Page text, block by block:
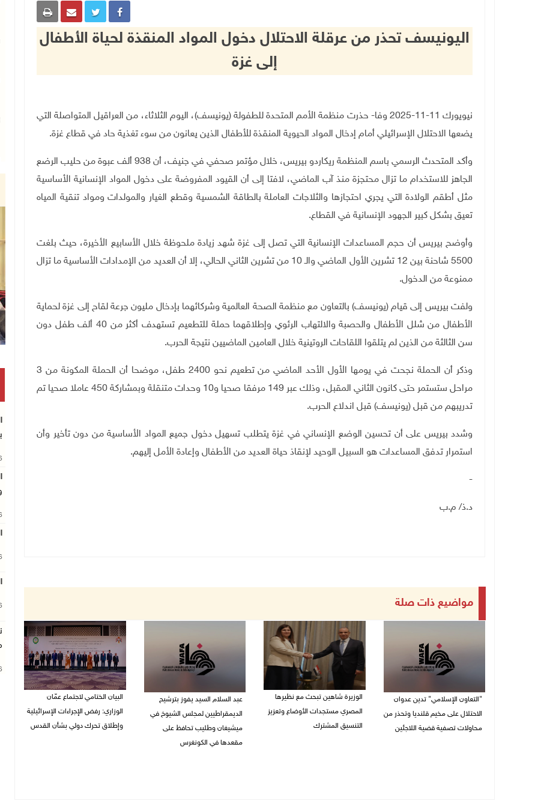
اليونيسف تحذر من عرقلة الاحتلال دخول المواد المنقذة لحياة الأطفال
إلى غزة
نيويورك 11-11-2025 وفا- حذرت منظمة الأمم المتحدة للطفولة (يونيسف)، اليوم الثلاثاء، من العراقيل المتواصلة التي
يضعها الاحتلال الإسرائيلي أمام إدخال المواد الحيوية المنقذة للأطفال الذين يعانون من سوء تغذية حاد في قطاع غزة.
وأكد المتحدث الرسمي باسم المنظمة ريكاردو بيريس، خلال مؤتمر صحفي في جنيف، أن 938 ألف عبوة من حليب الرضع
الجاهز للاستخدام ما تزال محتجزة منذ آب الماضي، لافتا إلى أن القيود المفروضة على دخول المواد الإنسانية الأساسية
مثل أطقم الولادة التي يجري احتجازها والثلاجات العاملة بالطاقة الشمسية وقطع الغيار والمولدات ومواد تنقية المياه
تعيق بشكل كبير الجهود الإنسانية في القطاع.
وأوضح بيريس أن حجم المساعدات الإنسانية التي تصل إلى غزة شهد زيادة ملحوظة خلال الأسابيع الأخيرة، حيث بلغت
5500 شاحنة بين 12 تشرين الأول الماضي والـ 10 من تشرين الثاني الحالي، إلا أن العديد من الإمدادات الأساسية ما تزال
ممنوعة من الدخول.
ولفت بيريس إلى قيام (يونيسف) بالتعاون مع منظمة الصحة العالمية وشركائهما بإدخال مليون جرعة لقاح إلى غزة لحماية
الأطفال من شلل الأطفال والحصبة والالتهاب الرئوي وإطلاقهما حملة للتطعيم تستهدف أكثر من 40 ألف طفل دون
سن الثالثة من الذين لم يتلقوا اللقاحات الروتينية خلال العامين الماضيين نتيجة الحرب.
وذكر أن الحملة نجحت في يومها الأول الأحد الماضي من تطعيم نحو 2400 طفل، موضحا أن الحملة المكونة من 3
مراحل ستستمر حتى كانون الثاني المقبل، وذلك عبر 149 مرفقا صحيا و10 وحدات متنقلة وبمشاركة 450 عاملا صحيا تم
تدريبهم من قبل (يونيسف) قبل اندلاع الحرب.
وشدد بيريس على أن تحسين الوضع الإنساني في غزة يتطلب تسهيل دخول جميع المواد الأساسية من دون تأخير وأن
استمرار تدفق المساعدات هو السبيل الوحيد لإنقاذ حياة العديد من الأطفال وإعادة الأمل إليهم.
-
د.ذ/ م.ب
مواضيع ذات صلة
"التعاون الإسلامي" تدين عدوان
الاحتلال على مخيم قلنديا وتحذر من
محاولات تصفية قضية اللاجئين
الوزيرة شاهين تبحث مع نظيرها
المصري مستجدات الأوضاع وتعزيز
التنسيق المشترك
عبد السلام السيد يفوز بترشيح
الديمقراطيين لمجلس الشيوخ في
ميشيغان وطليب تحافظ على
مقعدها في الكونغرس
البيان الختامي لاجتماع عمّان
الوزاري: رفض الإجراءات الإسرائيلية
وإطلاق تحرك دولي بشأن القدس